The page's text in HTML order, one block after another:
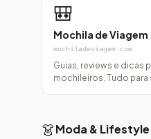
🎒
Mochila de Viagem
mochiladeviagem.com
Guias, reviews e dicas
mochileiros. Tudo para
👗Moda & Lifestyle